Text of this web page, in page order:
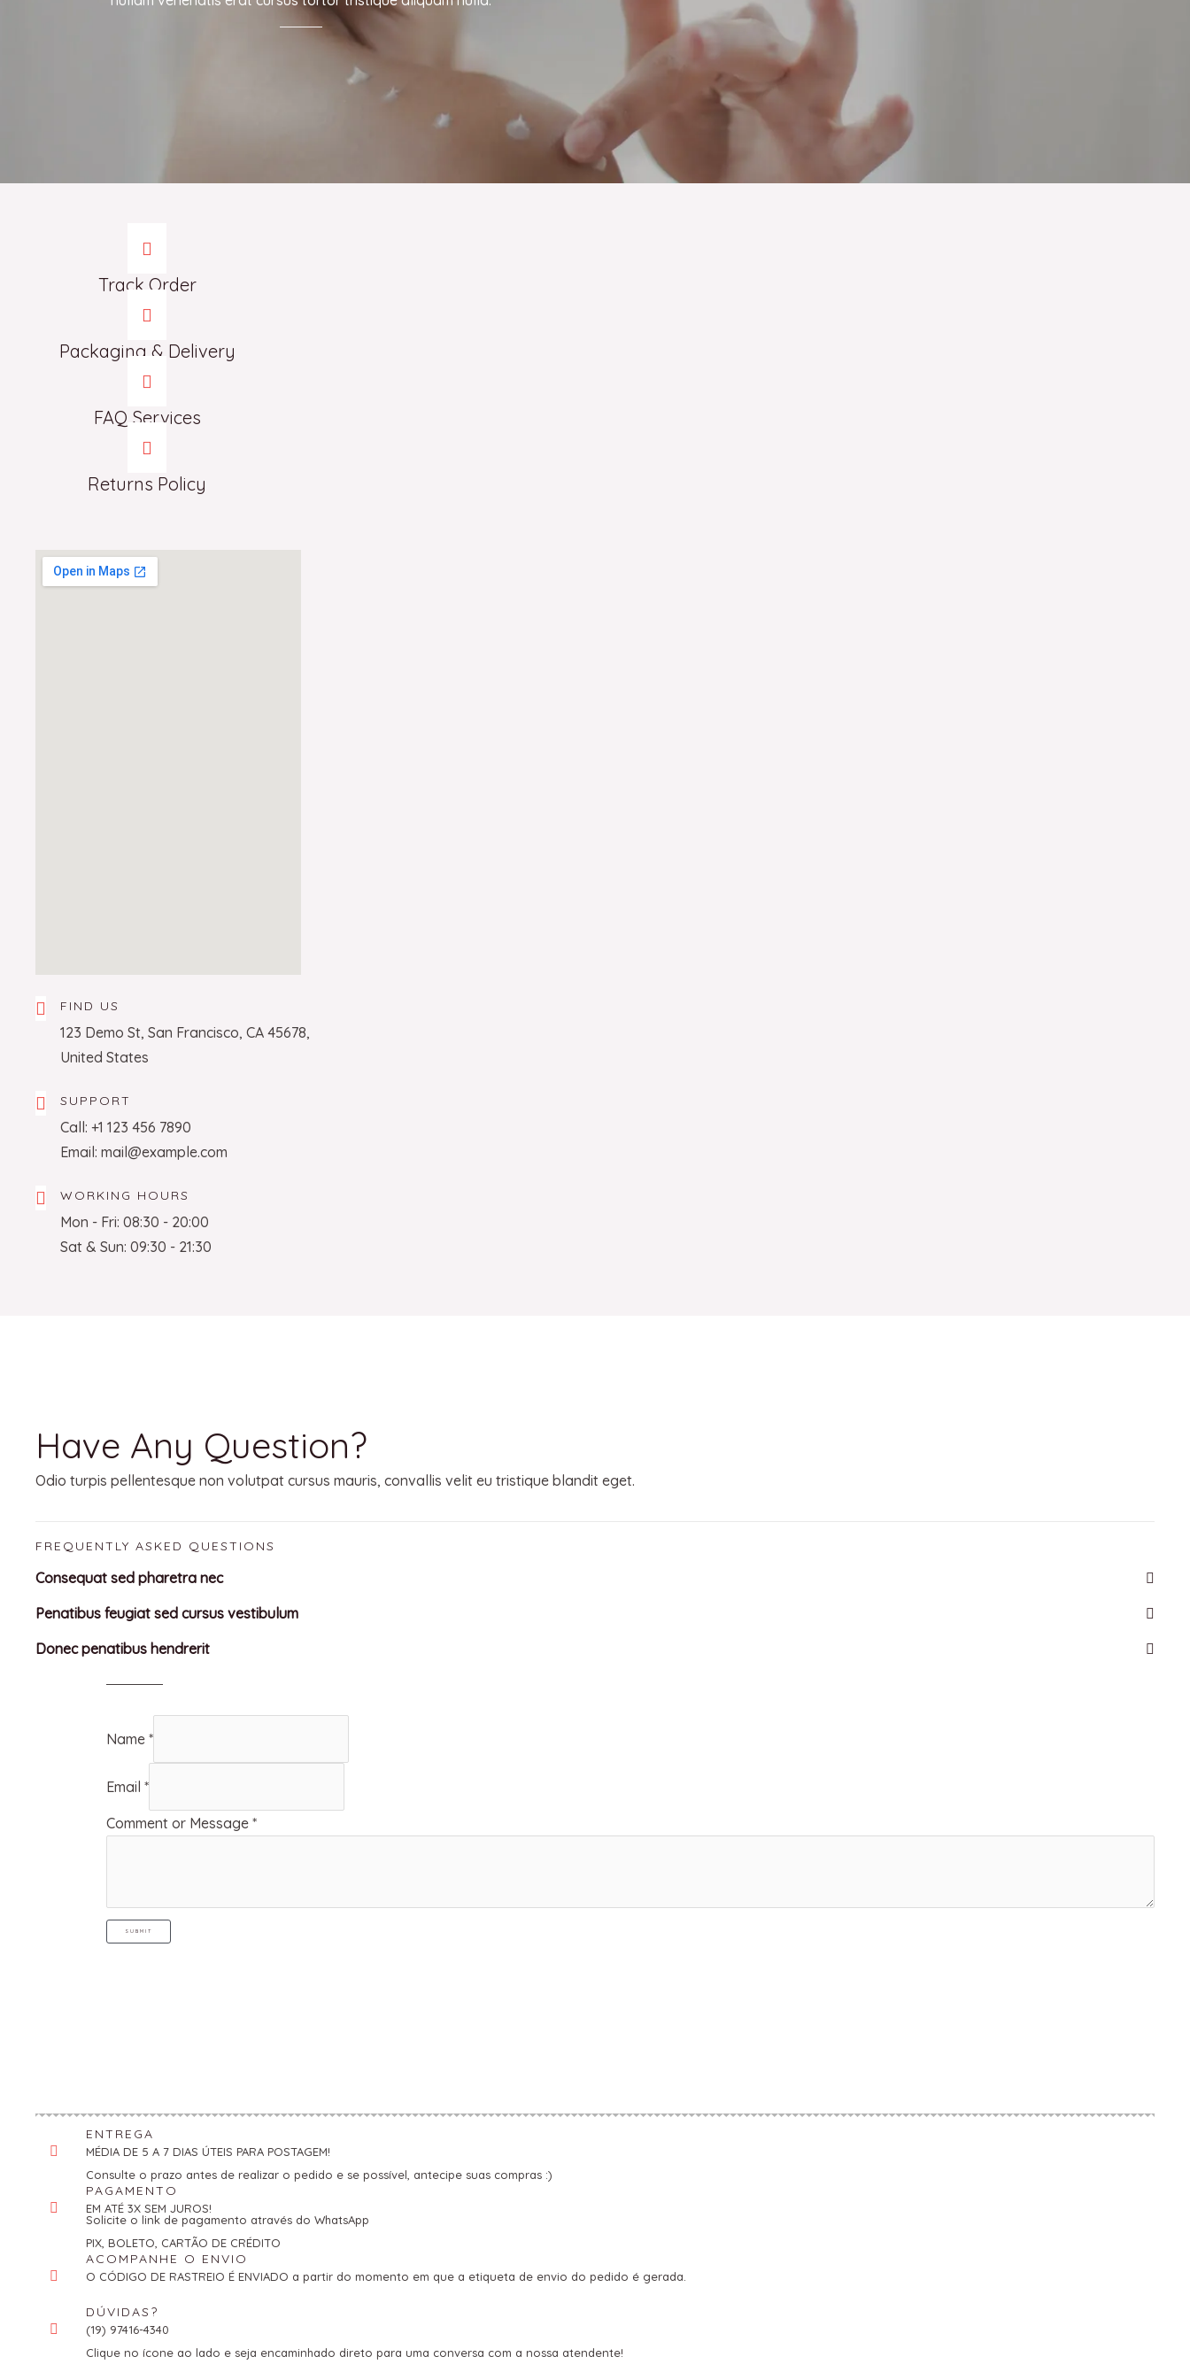
Track Order
Packaging & Delivery
FAQ Services
Returns Policy
FIND US
123 Demo St, San Francisco, CA 45678,
United States
SUPPORT
Call: +1 123 456 7890
Email: mail@example.com
WORKING HOURS
Mon - Fri: 08:30 - 20:00
Sat & Sun: 09:30 - 21:30
Have Any Question?
Odio turpis pellentesque non volutpat cursus mauris, convallis velit eu tristique blandit eget.
FREQUENTLY ASKED QUESTIONS
Consequat sed pharetra nec
Penatibus feugiat sed cursus vestibulum
Donec penatibus hendrerit
Name *
Email *
Comment or Message *
SUBMIT
ENTREGA
MÉDIA DE 5 A 7 DIAS ÚTEIS PARA POSTAGEM!
Consulte o prazo antes de realizar o pedido e se possível, antecipe suas compras :)
PAGAMENTO
EM ATÉ 3X SEM JUROS!
Solicite o link de pagamento através do WhatsApp
PIX, BOLETO, CARTÃO DE CRÉDITO
ACOMPANHE O ENVIO
O CÓDIGO DE RASTREIO É ENVIADO a partir do momento em que a etiqueta de envio do pedido é gerada.
DÚVIDAS?
(19) 97416-4340
Clique no ícone ao lado e seja encaminhado direto para uma conversa com a nossa atendente!